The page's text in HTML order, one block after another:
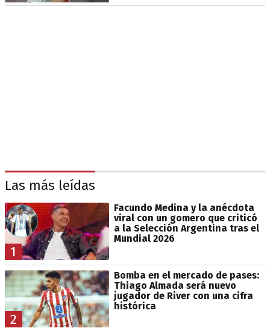
Las más leídas
1
Facundo Medina y la anécdota
viral con un gomero que criticó
a la Selección Argentina tras el
Mundial 2026
2
Bomba en el mercado de pases:
Thiago Almada será nuevo
jugador de River con una cifra
histórica